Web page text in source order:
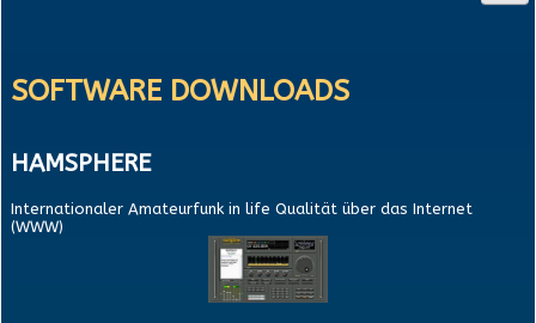
NICB-MITGLIEDER
NEWS
SOFTWARE DOWNLOADS
HAMSPHERE
Internationaler Amateurfunk in life Qualität über das Internet
(WWW)